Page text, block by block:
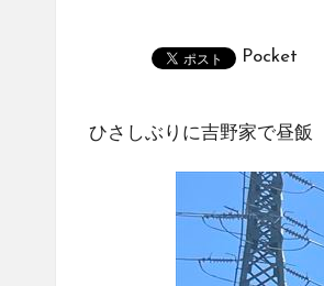
Pocket
ひさしぶりに吉野家で昼飯